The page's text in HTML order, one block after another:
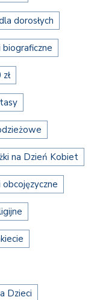
dorosłych
biograficzne
na Dzień Kobiet
obcojęzyczne
Dzieci